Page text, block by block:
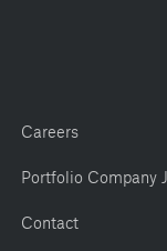
Careers
Portfolio Company
Contact